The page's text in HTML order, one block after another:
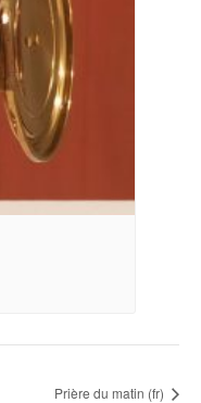
Prière du matin (fr)